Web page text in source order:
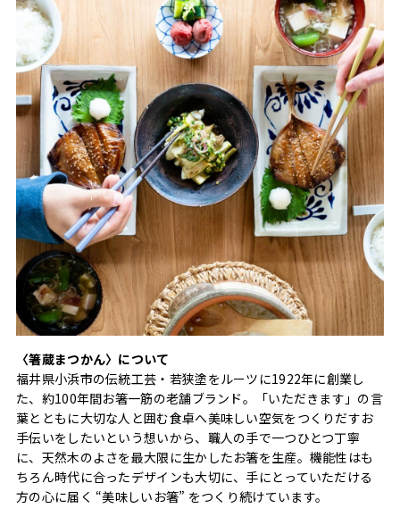
〈箸蔵まつかん〉について
福井県小浜市の伝統工芸・若狭塗をルーツに1922年に創業し
た、約100年間お箸一筋の老舗ブランド。「いただきます」の言
葉とともに大切な人と囲む食卓へ美味しい空気をつくりだすお
手伝いをしたいという想いから、職人の手で一つひとつ丁寧
に、天然木のよさを最大限に生かしたお箸を生産。機能性はも
ちろん時代に合ったデザインも大切に、手にとっていただける
方の心に届く “美味しいお箸” をつくり続けています。